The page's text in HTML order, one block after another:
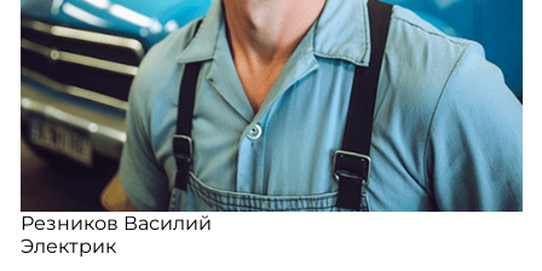
Резников Василий
Электрик